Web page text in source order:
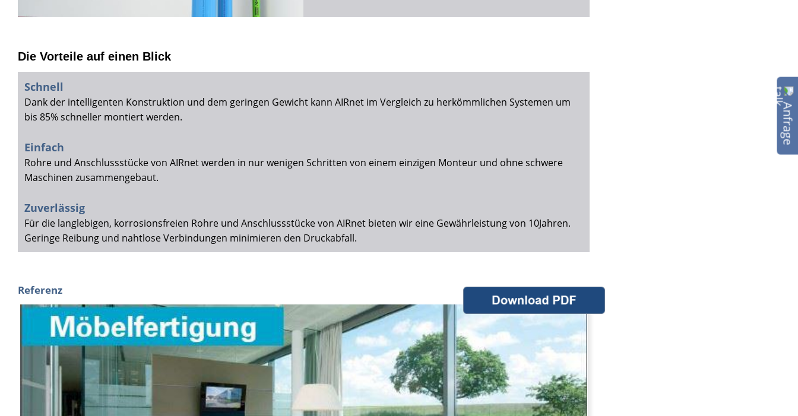
Die Vorteile auf einen Blick
Schnell
Dank der intelligenten Konstruktion und dem geringen Gewicht kann AIRnet im Vergleich zu herkömmlichen Systemen um
bis 85% schneller montiert werden.
Einfach
Rohre und Anschlussstücke von AIRnet werden in nur wenigen Schritten von einem einzigen Monteur und ohne schwere
Maschinen zusammengebaut.
Zuverlässig
Für die langlebigen, korrosionsfreien Rohre und Anschlussstücke von AIRnet bieten wir eine Gewährleistung von 10Jahren.
Geringe Reibung und nahtlose Verbindungen minimieren den Druckabfall.
Referenz
Anfrage